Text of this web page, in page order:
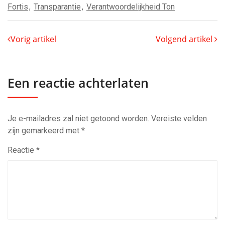
Fortis, Transparantie, Verantwoordelijkheid Ton
Vorig artikel Volgend artikel
Een reactie achterlaten
Je e-mailadres zal niet getoond worden. Vereiste velden
zijn gemarkeerd met *
Reactie *